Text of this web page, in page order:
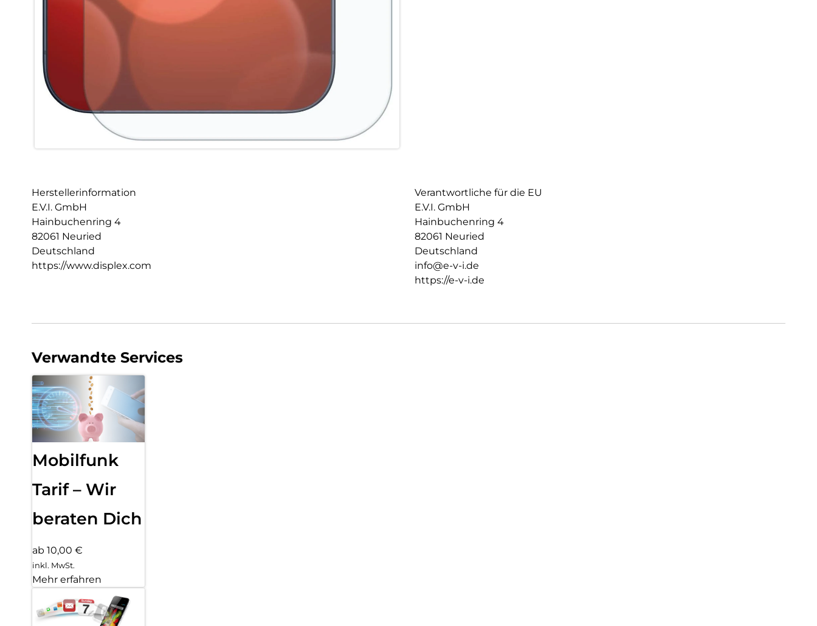
Hersteller angepasst. Auch die Optik wird dabei nicht beeinflusst: trotz
Displayschutzfolie können Sie packende Videos und Fotos mit maximaler Transparenz
und Farbtreue genießen.
Einfaches, blasenfreies Aufbringen:
Mit dem EASY-ON Montage-Sticker und dem dazugehörigen Video Tutorial gestaltet
sich die Montage des Tempered Glass schnell, einfach und exakt. Das Ergebnis: kein
schiefes Aufliegen des Screen Protectors auf dem Display, keine verdeckten Öffnungen
Herstellerinformation
E.V.I. GmbH
Hainbuchenring 4
82061 Neuried
Deutschland
https://www.displex.com
Verantwortliche für die EU
E.V.I. GmbH
Hainbuchenring 4
82061 Neuried
Deutschland
info@e-v-i.de
https://e-v-i.de
Verwandte Services
Mobilfunk
Tarif – Wir
beraten Dich
ab 10,00 €
inkl. MwSt.
Mehr erfahren